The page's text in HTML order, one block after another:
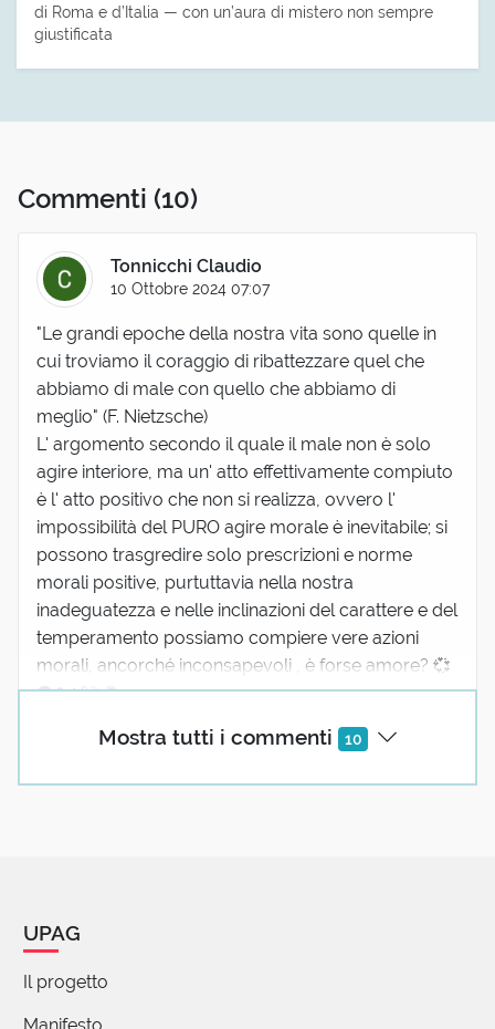
di Roma e d’Italia — con un’aura di mistero non sempre
giustificata
Commenti (10)
Mostra tutti i commenti 10
Tonnicchi Claudio
10 Ottobre 2024 07:07
"Le grandi epoche della nostra vita sono quelle in
cui troviamo il coraggio di ribattezzare quel che
abbiamo di male con quello che abbiamo di
meglio" (F. Nietzsche)
L' argomento secondo il quale il male non è solo
agire interiore, ma un' atto effettivamente compiuto
è l' atto positivo che non si realizza, ovvero l'
impossibilità del PURO agire morale è inevitabile; si
possono trasgredire solo prescrizioni e norme
morali positive, purtuttavia nella nostra
inadeguatezza e nelle inclinazioni del carattere e del
temperamento possiamo compiere vere azioni
morali, ancorché inconsapevoli , è forse amore? 💞
👽🍀🐒☕🌻
3 reazioni
Tonnicchi Claudio
Buona giornata ☕🍀
UPAG
Il progetto